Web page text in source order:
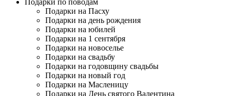
Подарки по поводам
Подарки на Пасху
Подарки на день рождения
Подарки на юбилей
Подарки на 1 сентября
Подарки на новоселье
Подарки на свадьбу
Подарки на годовщину свадьбы
Подарки на новый год
Подарки на Масленицу
Подарки на День святого Валентина